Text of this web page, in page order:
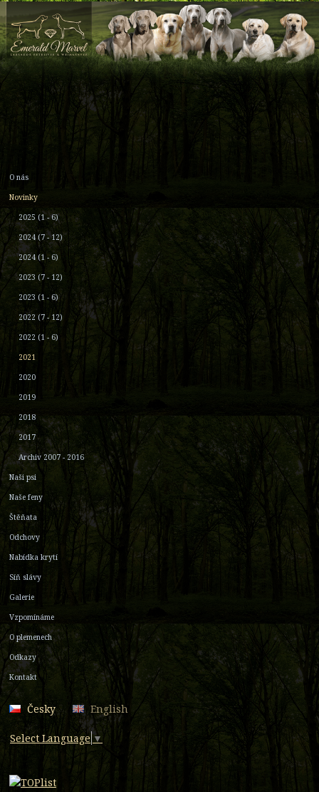
O nás
Novinky
2025 (1 - 6)
2024 (7 - 12)
2024 (1 - 6)
2023 (7 - 12)
2023 (1 - 6)
2022 (7 - 12)
2022 (1 - 6)
2021
2020
2019
2018
2017
Archiv 2007 - 2016
Naši psi
Naše feny
Štěňata
Odchovy
Nabídka krytí
Síň slávy
Galerie
Vzpomínáme
O plemenech
Odkazy
Kontakt
Česky English
Select Language ▼